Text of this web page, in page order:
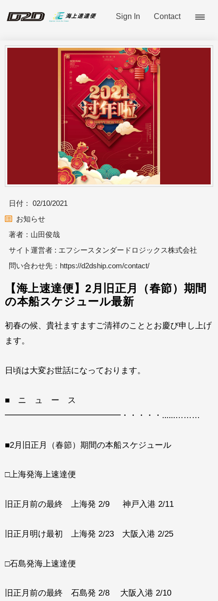
Sign In Contact
日付： 02/10/2021
お知らせ
著者：山田俊哉
サイト運営者 : エフシースタンダードロジックス株式会社
問い合わせ先： https://d2dship.com/contact/
【海上速達便】2月旧正月（春節）期間
の本船スケジュール最新
初春の候、貴社ますますご清祥のこととお慶び申し上げ
ます。
日頃は大変お世話になっております。
■ ニ ュ ー ス
━━━━━━━━━━━━━━・・・・・‥‥‥………
■2月旧正月（春節）期間の本船スケジュール
□上海発海上速達便
旧正月前の最終 上海発 2/9 神戸入港 2/11
旧正月明け最初 上海発 2/23 大阪入港 2/25
□石島発海上速達便
旧正月前の最終 石島発 2/8 大阪入港 2/10